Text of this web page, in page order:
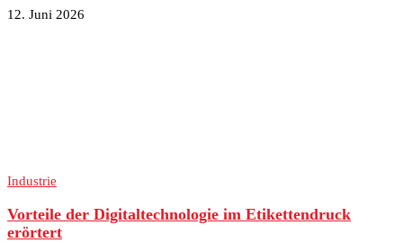
12. Juni 2026
Industrie
Vorteile der Digitaltechnologie im Etikettendruck
erörtert